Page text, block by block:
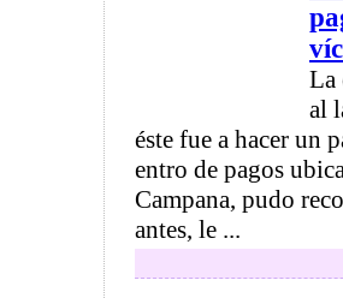
La
al
éste fue a hacer un
entro de pagos
Campana, pudo
antes, le ...